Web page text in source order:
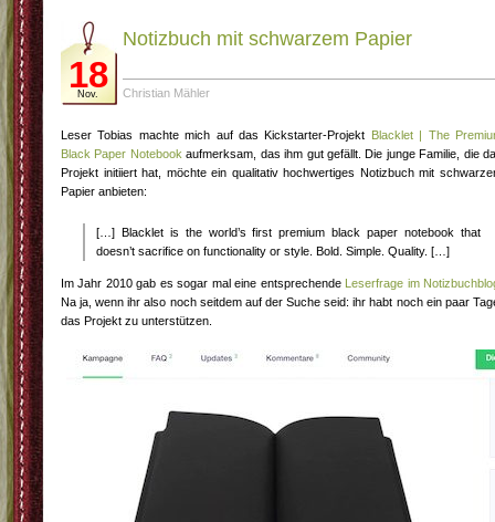
18
Nov.
Notizbuch mit schwarzem Papier
Christian Mähler
Leser Tobias machte mich auf das Kickstarter-Projekt Blacklet | The
Black Paper Notebook aufmerksam, das ihm gut gefällt. Die junge Familie, die
Projekt initiiert hat, möchte ein qualitativ hochwertiges Notizbuch mit
Papier anbieten:
[…] Blacklet is the world’s first premium black paper notebook that
doesn’t sacrifice on functionality or style. Bold. Simple. Quality. […]
Im Jahr 2010 gab es sogar mal eine entsprechende Leserfrage im
Na ja, wenn ihr also noch seitdem auf der Suche seid: ihr habt noch ein paar
das Projekt zu unterstützen.